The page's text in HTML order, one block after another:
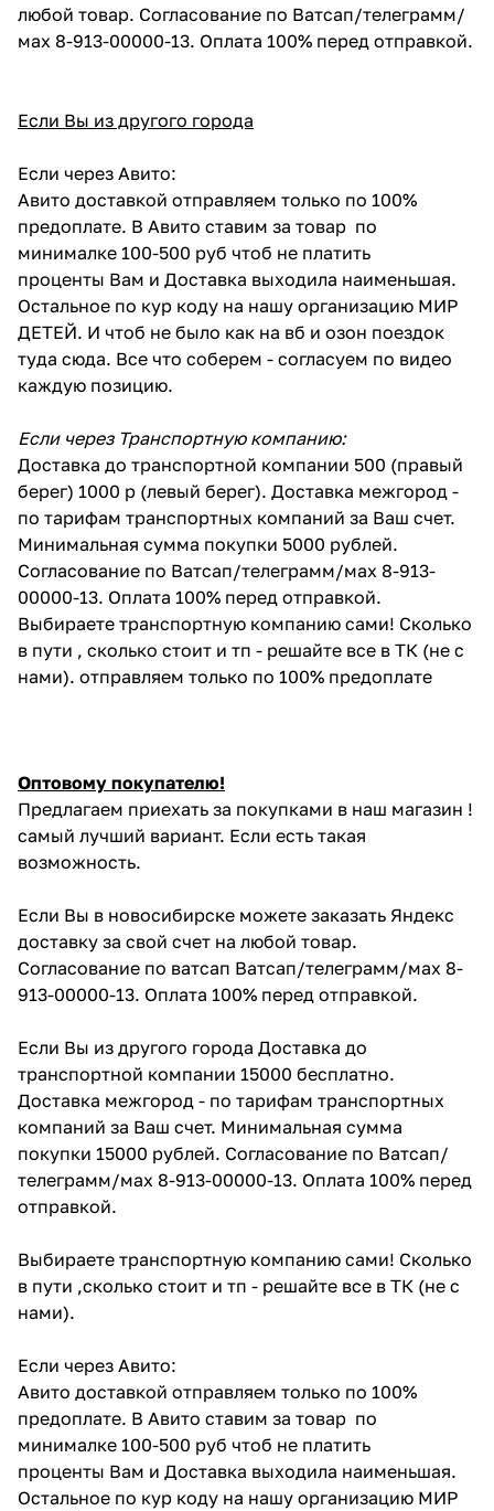
любой товар. Согласование по Ватсап/телеграмм/
мах 8-913-00000-13. Оплата 100% перед отправкой.
Если Вы из другого города
Если через Авито:
Авито доставкой отправляем только по 100%
предоплате. В Авито ставим за товар по
минималке 100-500 руб чтоб не платить
проценты Вам и Доставка выходила наименьшая.
Остальное по кур коду на нашу организацию МИР
ДЕТЕЙ. И чтоб не было как на вб и озон поездок
туда сюда. Все что соберем - согласуем по видео
каждую позицию.
Если через Транспортную компанию:
Доставка до транспортной компании 500 (правый
берег) 1000 р (левый берег). Доставка межгород -
по тарифам транспортных компаний за Ваш счет.
Минимальная сумма покупки 5000 рублей.
Согласование по Ватсап/телеграмм/мах 8-913-
00000-13. Оплата 100% перед отправкой.
Выбираете транспортную компанию сами! Сколько
в пути , сколько стоит и тп - решайте все в ТК (не с
нами). отправляем только по 100% предоплате
Оптовому покупателю!
Предлагаем приехать за покупками в наш магазин !
самый лучший вариант. Если есть такая
возможность.
Если Вы в новосибирске можете заказать Яндекс
доставку за свой счет на любой товар.
Согласование по ватсап Ватсап/телеграмм/мах 8-
913-00000-13. Оплата 100% перед отправкой.
Если Вы из другого города Доставка до
транспортной компании 15000 бесплатно.
Доставка межгород - по тарифам транспортных
компаний за Ваш счет. Минимальная сумма
покупки 15000 рублей. Согласование по Ватсап/
телеграмм/мах 8-913-00000-13. Оплата 100% перед
отправкой.
Выбираете транспортную компанию сами! Сколько
в пути ,сколько стоит и тп - решайте все в ТК (не с
нами).
Если через Авито:
Авито доставкой отправляем только по 100%
предоплате. В Авито ставим за товар по
минималке 100-500 руб чтоб не платить
проценты Вам и Доставка выходила наименьшая.
Остальное по кур коду на нашу организацию МИР